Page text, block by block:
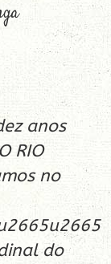
anos
RIO
no
do